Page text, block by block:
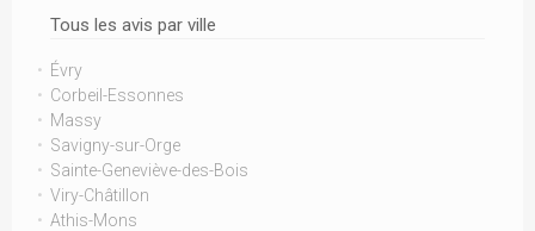
Tous les avis par ville
Évry
Corbeil-Essonnes
Massy
Savigny-sur-Orge
Sainte-Geneviève-des-Bois
Viry-Châtillon
Athis-Mons